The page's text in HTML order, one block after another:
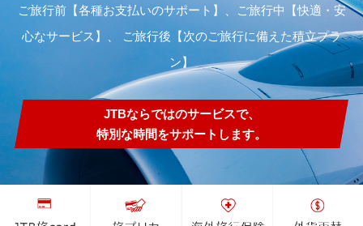
ご旅行前【各種お支払いのサポート】、ご旅行中【快適・安
心なサービス】、 ご旅行後【次のご旅行に備えた積立プラ
ン】
JTBならではのサービスで、
特別な時間をサポートします。